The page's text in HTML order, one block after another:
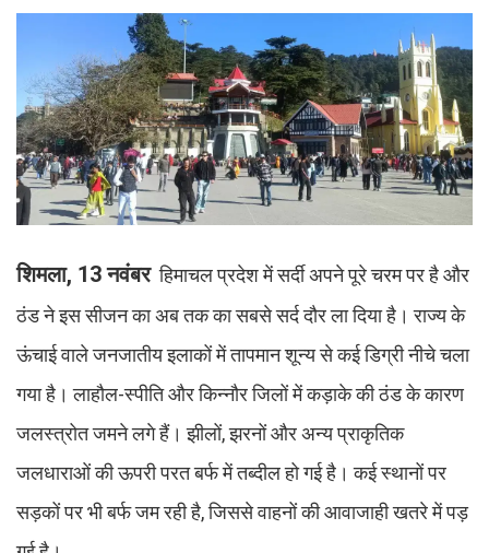
शिमला, 13 नवंबरहिमाचल प्रदेश में सर्दी अपने पूरे चरम पर है और
ठंड ने इस सीजन का अब तक का सबसे सर्द दौर ला दिया है। राज्य के
ऊंचाई वाले जनजातीय इलाकों में तापमान शून्य से कई डिग्री नीचे चला
गया है। लाहौल-स्पीति और किन्नौर जिलों में कड़ाके की ठंड के कारण
जलस्त्रोत जमने लगे हैं। झीलों, झरनों और अन्य प्राकृतिक
जलधाराओं की ऊपरी परत बर्फ में तब्दील हो गई है। कई स्थानों पर
सड़कों पर भी बर्फ जम रही है, जिससे वाहनों की आवाजाही खतरे में पड़